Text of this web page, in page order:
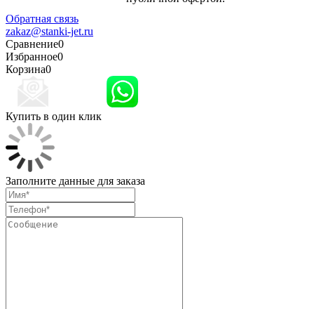
Обратная связь
zakaz@stanki-jet.ru
Сравнение0
Избранное0
Корзина0
Купить в один клик
Заполните данные для заказа